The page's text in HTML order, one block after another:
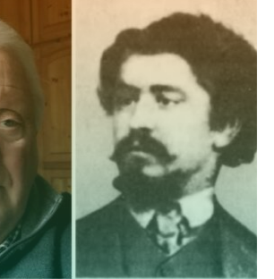
látogatása
Adelmánál…"